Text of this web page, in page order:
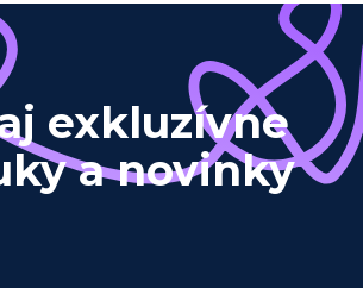
exkluzívne
a novinky